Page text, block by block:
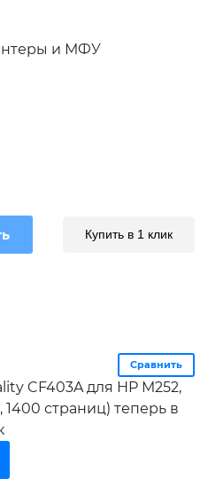
и МФУ
Купить в 1 клик
Сравнить
CF403A для HP M252,
1400 страниц) теперь в